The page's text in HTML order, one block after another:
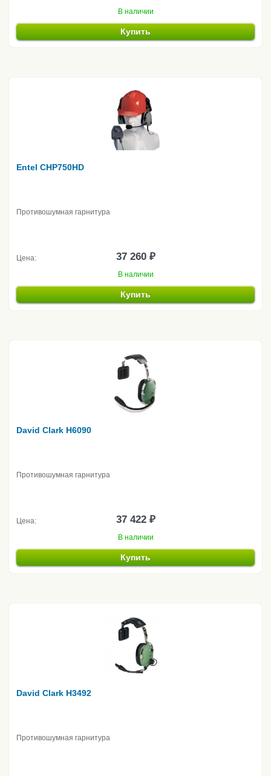
В наличии
Купить
Entel CHP750HD
Противошумная гарнитура
Цена: 37 260 ₽
В наличии
Купить
David Clark H6090
Противошумная гарнитура
Цена: 37 422 ₽
В наличии
Купить
David Clark H3492
Противошумная гарнитура